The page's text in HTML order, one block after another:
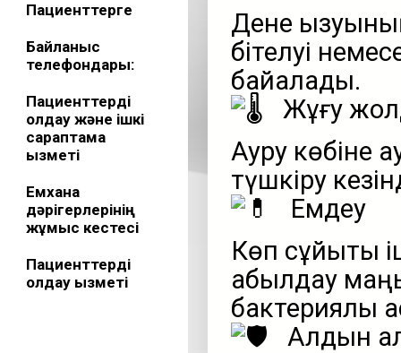
Пациенттерге
Байланыс
телефондары:
Пациенттерді
қолдау және ішкі
сараптама
қызметі
Емхана
дәрігерлерінің
жұмыс кестесі
Пациенттерді
қолдау қызметі
Дене
бітелуі
байқалады.
Жұғу
Ауру көбіне
түшкіру
Емдеу
Көп сұйықтық
қабылдау
бактериялық
Алдын